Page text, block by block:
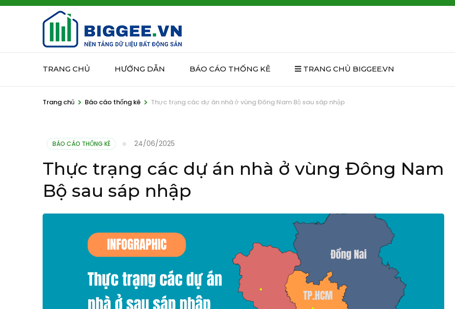
Bỏ
(ấn
TRANG CHỦ HƯỚNG DẪN BÁO CÁO THỐNG KÊ TRANG CHỦ BIGGEE.VN
Trang chủ > Báo cáo thống kê > Thực trạng các dự án nhà ở vùng Đông Nam Bộ sau sáp nhập
BÁO CÁO THỐNG KÊ 24/06/2025
Thực trạng các dự án nhà ở vùng Đông Nam
Bộ sau sáp nhập